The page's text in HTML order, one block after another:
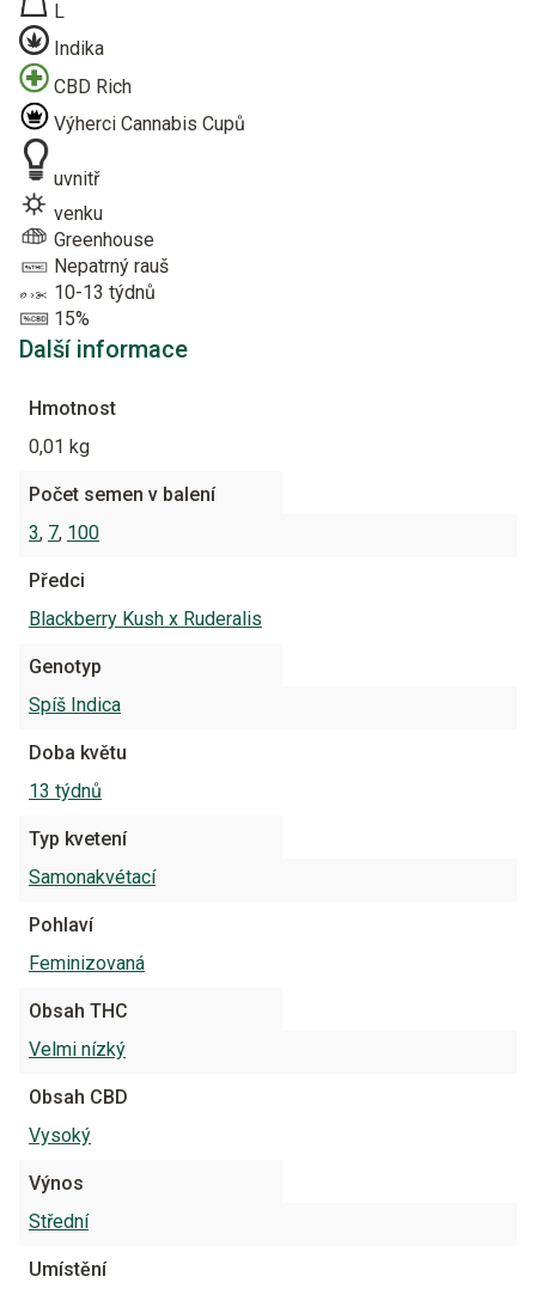
L
Indika
CBD Rich
Výherci Cannabis Cupů
uvnitř
venku
Greenhouse
Nepatrný rauš
10-13 týdnů
15%
Další informace
Hmotnost
0,01 kg
Počet semen v balení
3, 7, 100
Předci
Blackberry Kush x Ruderalis
Genotyp
Spíš Indica
Doba květu
13 týdnů
Typ kvetení
Samonakvétací
Pohlaví
Feminizovaná
Obsah THC
Velmi nízký
Obsah CBD
Vysoký
Výnos
Střední
Umístění